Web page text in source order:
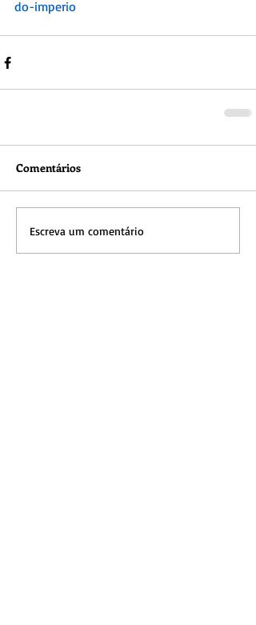
do-imperio
Comentários
Escreva um comentário